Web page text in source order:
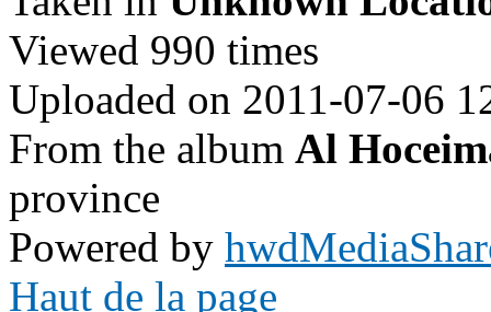
Viewed 990 times
Uploaded on 2011-07-06
From the album Al
province
Powered by
Haut de la page